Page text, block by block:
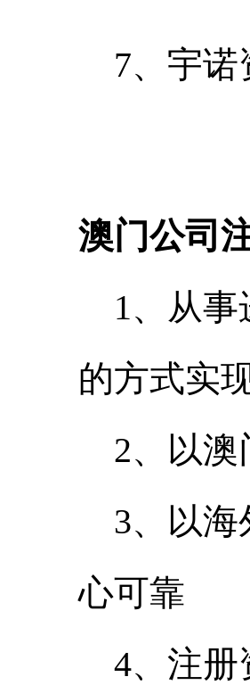
7、宇
澳门公司
1、从
的方式实
2、以
3、以
心可靠
4、注册